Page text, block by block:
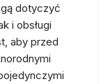
dotyczyć
i obsługi
aby przed